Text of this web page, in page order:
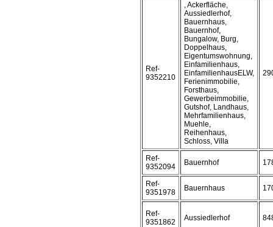
Ref-
9352210
, Ackerfläche,
Aussiedlerhof,
Bauernhaus,
Bauernhof,
Bungalow, Burg,
Doppelhaus,
Eigentumswohnung,
Einfamilienhaus,
EinfamilienhausELW,
Ferienimmobilie,
Forsthaus,
Gewerbeimmobilie,
Gutshof, Landhaus,
Mehrfamilienhaus,
Muehle,
Reihenhaus,
Schloss, Villa
Ref-
9352094
Bauernhof
Ref-
9351978
Bauernhaus
Ref-
9351862
Aussiedlerhof